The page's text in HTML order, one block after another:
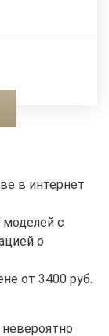
в интернет
моделей с
о
от 3400 руб.